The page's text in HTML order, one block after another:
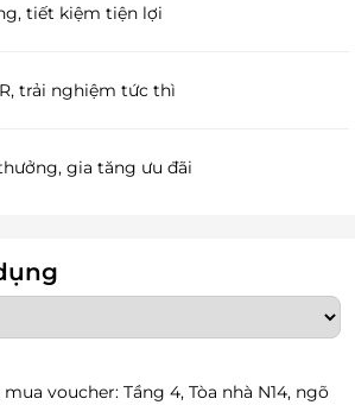
tiết kiệm tiện lợi
trải nghiệm tức thì
gia tăng ưu đãi
voucher: Tầng 4, Tòa nhà N14, ngõ